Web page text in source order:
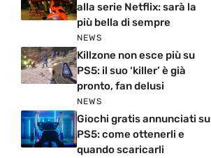
alla serie Netflix: sarà la
più bella di sempre
NEWS
Killzone non esce più su
PS5: il suo ‘killer’ è già
pronto, fan delusi
NEWS
Giochi gratis annunciati su
PS5: come ottenerli e
quando scaricarli